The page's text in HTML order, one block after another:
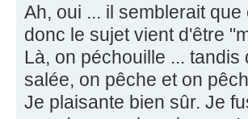
Ah, oui ... il semblerait
donc le sujet vient d'être
Là, on péchouille ...
salée, on pêche et on
Je plaisante bien sûr. Je